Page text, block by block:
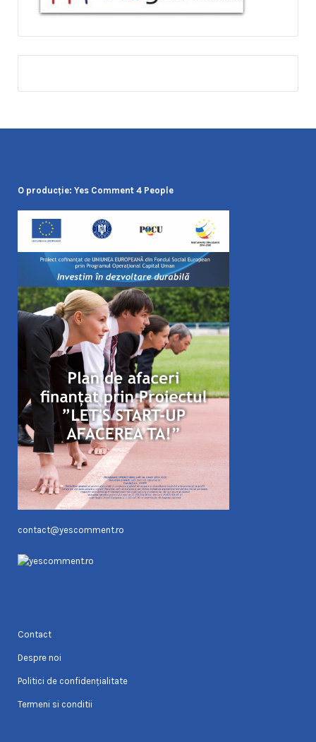
O producţie: Yes Comment 4 People
contact@yescomment.ro
Contact
Despre noi
Politici de confidențialitate
Termeni si conditii